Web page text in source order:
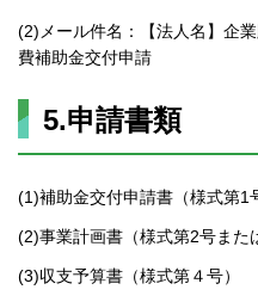
(2)メール件名：【法人名】企
費補助金交付申請
5.申請書類
(1)補助金交付申請書（様式第1
(2)事業計画書（様式第2号また
(3)収支予算書（様式第４号）